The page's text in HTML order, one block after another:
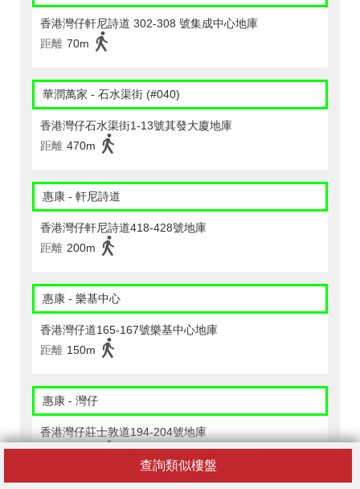
查詢類似樓盤
香港灣仔軒尼詩道 302-308 號集成中心地庫
距離 70m
華潤萬家 - 石水渠街 (#040)
香港灣仔石水渠街1-13號其發大廈地庫
距離 470m
惠康 - 軒尼詩道
香港灣仔軒尼詩道418-428號地庫
距離 200m
惠康 - 樂基中心
香港灣仔道165-167號樂基中心地庫
距離 150m
惠康 - 灣仔
香港灣仔莊士敦道194-204號地庫
距離 190m